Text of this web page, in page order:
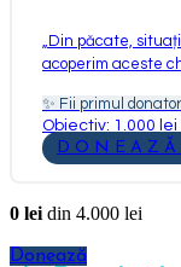
Din păcate,
acoperim aceste
✨ Fii primul donator
Obiectiv: 1.000 lei
0 lei din 4.000 lei
Donează